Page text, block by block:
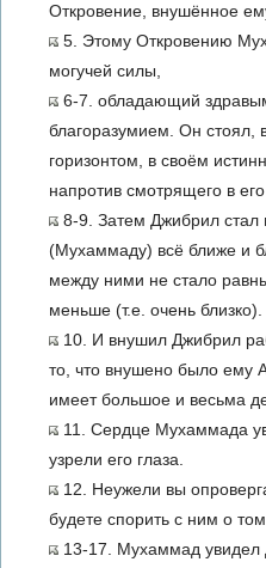
Откровение, внушённое
5. Этому Откровению
могучей силы,
6-7. обладающий
благоразумием. Он стоял,
горизонтом, в своём
напротив смотрящего в
8-9. Затем Джибрил стал
(Мухаммаду) всё ближе и
между ними не стало
меньше (т.е. очень близко).
10. И внушил Джибрил
то, что внушено было ему
имеет большое и весьма
11. Сердце Мухаммада
узрели его глаза.
12. Неужели вы
будете спорить с ним о
13-17. Мухаммад увидел